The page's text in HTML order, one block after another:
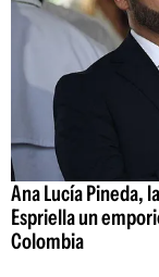
Ana Lucía Pineda,
Espriella un
Colombia